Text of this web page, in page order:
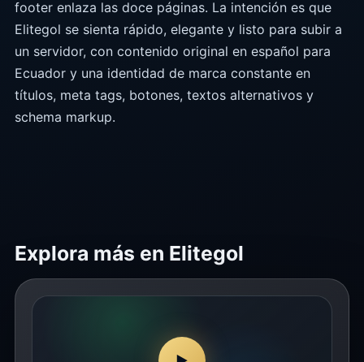
footer enlaza las doce páginas. La intención es que
Elitegol se sienta rápido, elegante y listo para subir a
un servidor, con contenido original en español para
Ecuador y una identidad de marca constante en
títulos, meta tags, botones, textos alternativos y
schema markup.
Explora más en Elitegol